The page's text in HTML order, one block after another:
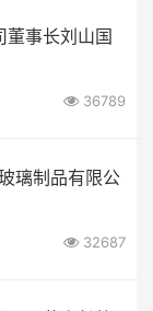
董事长刘山国
36789
璃制品有限公
32687